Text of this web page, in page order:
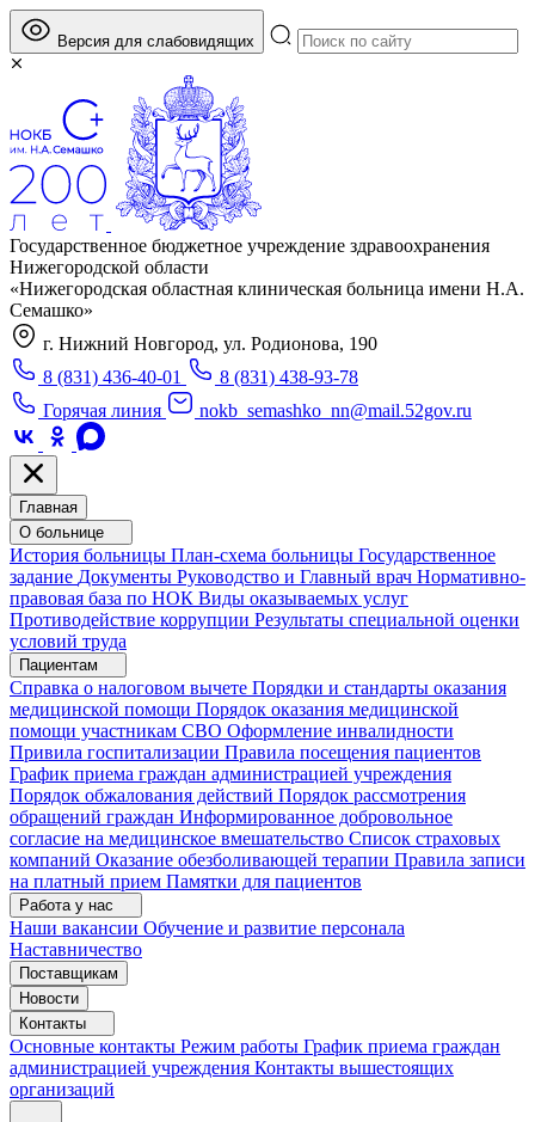
Версия для слабовидящих
Государственное бюджетное учреждение здравоохранения
Нижегородской области
«Нижегородская областная клиническая больница имени Н.А.
Семашко»
г. Нижний Новгород, ул. Родионова, 190
8 (831) 436-40-01
8 (831) 438-93-78
Горячая линия
nokb_semashko_nn@mail.52gov.ru
Главная
О больнице
История больницы План-схема больницы Государственное
задание Документы Руководство и Главный врач Нормативно-
правовая база по НОК Виды оказываемых услуг
Противодействие коррупции Результаты специальной оценки
условий труда
Пациентам
Справка о налоговом вычете Порядки и стандарты оказания
медицинской помощи Порядок оказания медицинской
помощи участникам СВО Оформление инвалидности
Привила госпитализации Правила посещения пациентов
График приема граждан администрацией учреждения
Порядок обжалования действий Порядок рассмотрения
обращений граждан Информированное добровольное
согласие на медицинское вмешательство Список страховых
компаний Оказание обезболивающей терапии Правила записи
на платный прием Памятки для пациентов
Работа у нас
Наши вакансии Обучение и развитие персонала
Наставничество
Поставщикам
Новости
Контакты
Основные контакты Режим работы График приема граждан
администрацией учреждения Контакты вышестоящих
организаций